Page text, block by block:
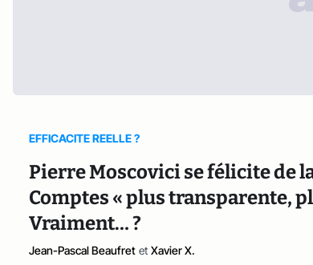
EFFICACITE REELLE ?
Pierre Moscovici se félicite de
Comptes « plus transparente,
Vraiment… ?
Jean-Pascal Beaufret et Xavier X.